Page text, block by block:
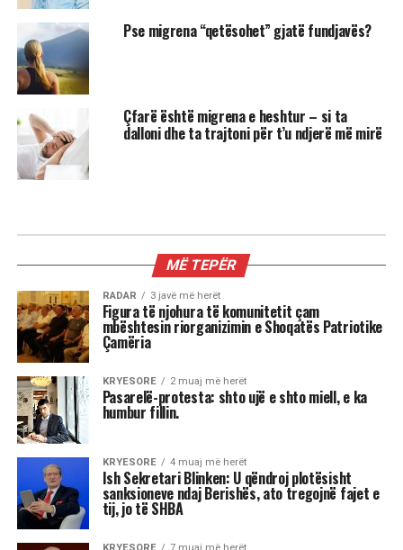
Pse migrena “qetësohet” gjatë fundjavës?
Çfarë është migrena e heshtur – si ta
dalloni dhe ta trajtoni për t’u ndjerë më mirë
3 shenjat më xheloze të horoskopit
Astrologjia tregon se disa shenja të zodiakut
janë më të prirura të përjetojnë xhelozi, për
shkak të pasigurisë, krenarisë ose nevojës së
fortë për njohje.